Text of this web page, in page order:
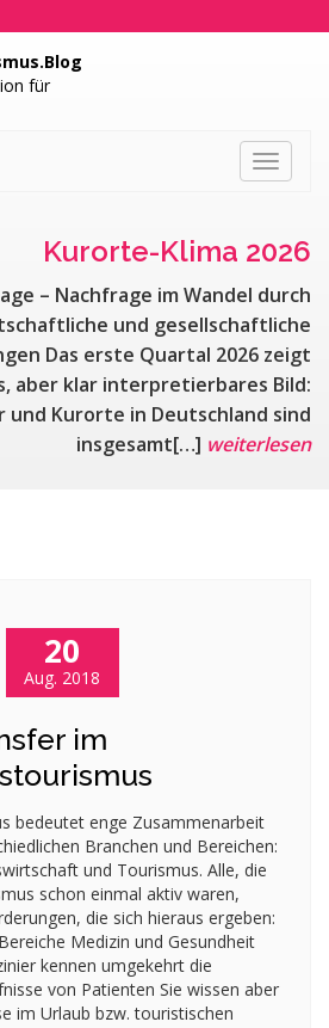
für
Toggle
Kurorte-Klima 2026
– Nachfrage im Wandel durch
und gesellschaftliche
Das erste Quartal 2026 zeigt
aber klar interpretierbares Bild:
und Kurorte in Deutschland sind
insgesamt[…] weiterlesen
20
Aug. 2018
im
bedeutet enge Zusammenarbeit
Branchen und Bereichen:
und Tourismus. Alle, die
schon einmal aktiv waren,
die sich hieraus ergeben:
Medizin und Gesundheit
kennen umgekehrt die
von Patienten Sie wissen aber
im Urlaub bzw. touristischen